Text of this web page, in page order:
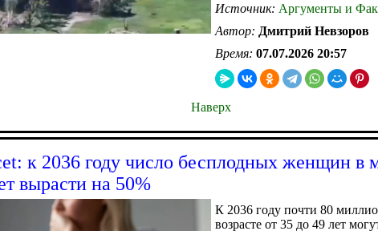
Источник: Аргументы и
Автор: Дмитрий Невзоров
Время: 07.07.2026 20:57
Наверх
к 2036 году число бесплодных женщин в
вырасти на 50%
К 2036 году почти 80
возрасте от 35 до 49 лет